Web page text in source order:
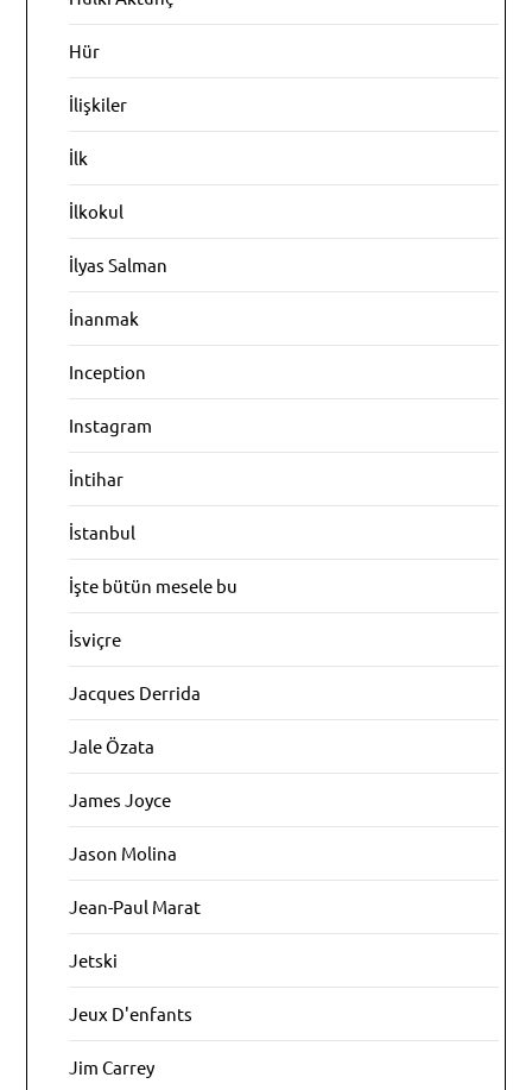
Hür
İlişkiler
İlk
İlkokul
İlyas Salman
İnanmak
Inception
Instagram
İntihar
İstanbul
İşte bütün mesele bu
İsviçre
Jacques Derrida
Jale Özata
James Joyce
Jason Molina
Jean-Paul Marat
Jetski
Jeux D'enfants
Jim Carrey